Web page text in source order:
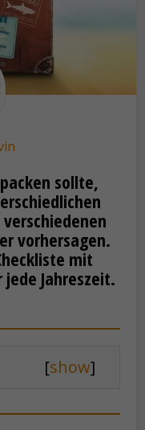
sollte,
vorhersagen.
mit
Jahreszeit.
[show]